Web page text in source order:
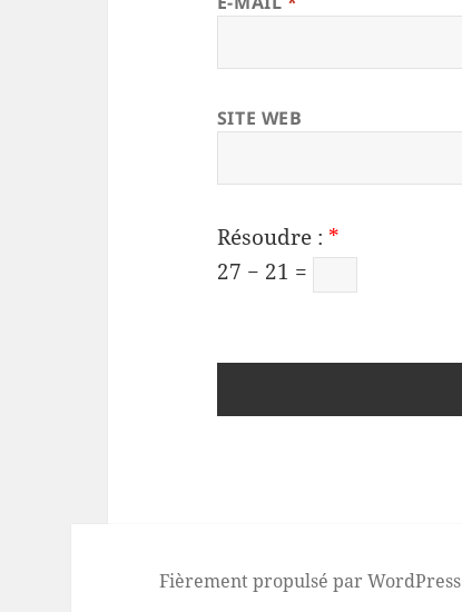
SITE WEB
Résoudre : *
27 − 21 =
Fièrement propulsé par WordPress